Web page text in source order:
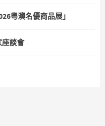
粵澳名優商品展」
座談會